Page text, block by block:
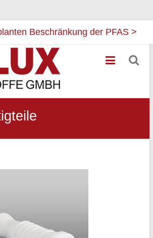
Beschränkung der PFAS >